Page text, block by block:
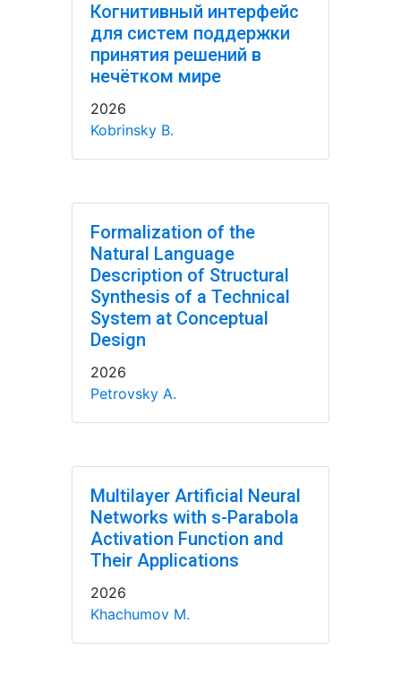
Когнитивный интерфейс
для систем поддержки
принятия решений в
нечётком мире
2026
Kobrinsky B.
Formalization of the
Natural Language
Description of Structural
Synthesis of a Technical
System at Conceptual
Design
2026
Petrovsky A.
Multilayer Artificial Neural
Networks with s-Parabola
Activation Function and
Their Applications
2026
Khachumov M.